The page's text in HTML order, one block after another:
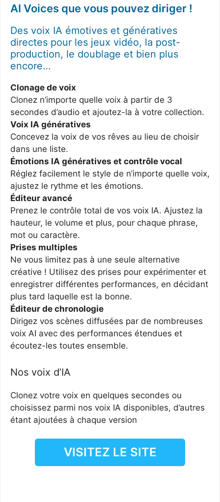
AI Voices que vous pouvez diriger !
Des voix IA émotives et génératives
directes pour les jeux vidéo, la post-
production, le doublage et bien plus
encore…
Clonage de voix
Clonez n’importe quelle voix à partir de 3
secondes d’audio et ajoutez-la à votre collection.
Voix IA génératives
Concevez la voix de vos rêves au lieu de choisir
dans une liste.
Émotions IA génératives et contrôle vocal
Réglez facilement le style de n’importe quelle voix,
ajustez le rythme et les émotions.
Éditeur avancé
Prenez le contrôle total de vos voix IA. Ajustez la
hauteur, le volume et plus, pour chaque phrase,
mot ou caractère.
Prises multiples
Ne vous limitez pas à une seule alternative
créative ! Utilisez des prises pour expérimenter et
enregistrer différentes performances, en décidant
plus tard laquelle est la bonne.
Éditeur de chronologie
Dirigez vos scènes diffusées par de nombreuses
voix AI avec des performances étendues et
écoutez-les toutes ensemble.
Nos voix d’IA
Clonez votre voix en quelques secondes ou
choisissez parmi nos voix IA disponibles, d’autres
étant ajoutées à chaque version
VISITEZ LE SITE